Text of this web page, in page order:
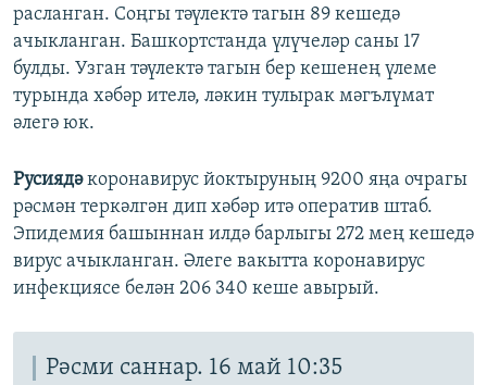
расланган. Соңгы тәүлектә тагын 89 кешедә
ачыкланган. Башкортстанда үлүчеләр саны 17
булды. Узган тәүлектә тагын бер кешенең үлеме
турында хәбәр ителә, ләкин тулырак мәгълүмат
әлегә юк.
Русиядәкоронавирус йоктыруның 9200 яңа очрагы
рәсмән теркәлгән дип хәбәр итә оператив штаб.
Эпидемия башыннан илдә барлыгы 272 мең кешедә
вирус ачыкланган. Әлеге вакытта коронавирус
инфекциясе белән 206 340 кеше авырый.
Рәсми саннар. 16 май 10:35